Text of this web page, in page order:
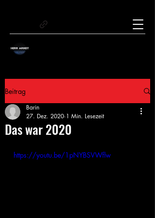
Beitrag
Das war 2020
Barin
27. Dez. 2020 1 Min. Lesezeit
https://youtu.be/1pNYBSVWflw